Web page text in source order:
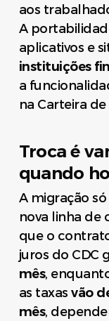
aos
A
aplicativos e
instituições
a
na Carteira
Troca é
quando
A migração
nova linha de
que o
juros do CDC
mês,
as taxasvão
mês,